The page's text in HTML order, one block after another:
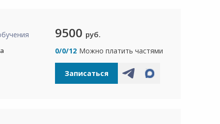
9500 руб.
0/0/12 Можно платить частями
Записаться